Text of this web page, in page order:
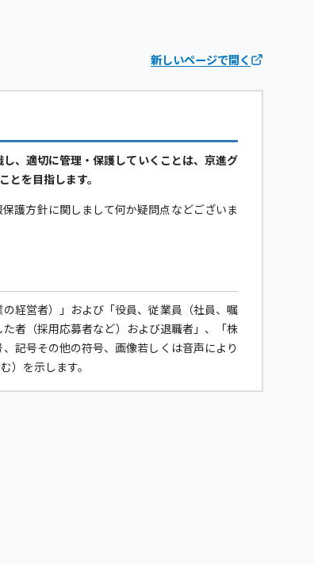
新しいページで開く
、適切に管理・保護していくことは、京進グ
を目指します。
護方針に関しまして何か疑問点などございま
経営者）」および「役員、従業員（社員、嘱
者（採用応募者など）および退職者」、「株
記号その他の符号、画像若しくは音声により
）を示します。
保護計画の継続的な見直しと改善を行うとと
でいきます。